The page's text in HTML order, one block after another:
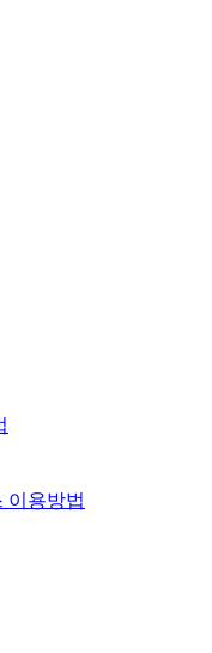
이용방법